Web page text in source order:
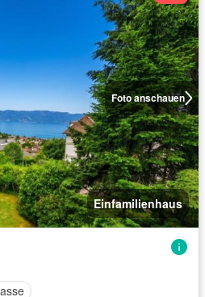
Foto anschauen
Einfamilienhaus